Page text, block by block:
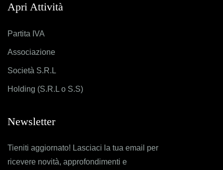
Apri Attività
Partita IVA
Associazione
Società S.R.L
Holding (S.R.L o S.S)
Newsletter
Tieniti aggiornato! Lasciaci la tua email per
ricevere novità, approfondimenti e